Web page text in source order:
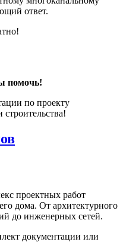
ответ.
помочь!
по проекту
проектных работ
дома. От архитектурного
до инженерных сетей.
документации или